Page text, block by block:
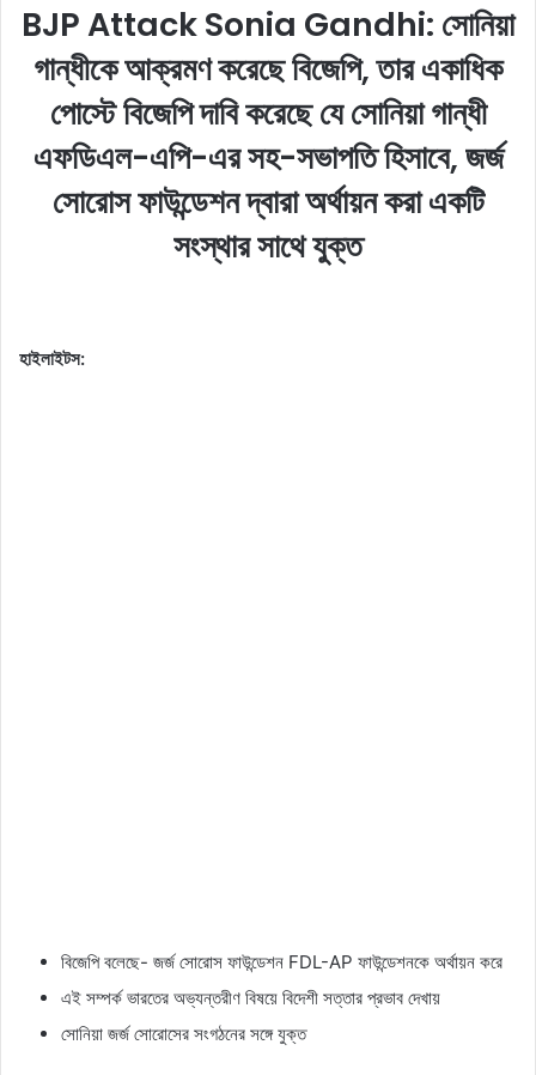
BJP Attack Sonia Gandhi: সোনিয়া
গান্ধীকে আক্রমণ করেছে বিজেপি, তার একাধিক
পোস্টে বিজেপি দাবি করেছে যে সোনিয়া গান্ধী
এফডিএল-এপি-এর সহ-সভাপতি হিসাবে, জর্জ
সোরোস ফাউন্ডেশন দ্বারা অর্থায়ন করা একটি
সংস্থার সাথে যুক্ত
হাইলাইটস:
বিজেপি বলেছে- জর্জ সোরোস ফাউন্ডেশন FDL-AP ফাউন্ডেশনকে অর্থায়ন করে
এই সম্পর্ক ভারতের অভ্যন্তরীণ বিষয়ে বিদেশী সত্তার প্রভাব দেখায়
সোনিয়া জর্জ সোরোসের সংগঠনের সঙ্গে যুক্ত